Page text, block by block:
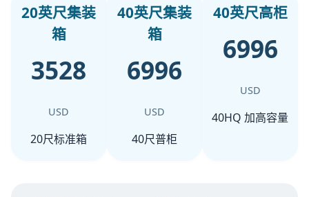
20英尺集装
箱
3528
USD
20尺标准箱
40英尺集装
箱
6996
USD
40尺普柜
40英尺高柜
6996
USD
40HQ 加高容量